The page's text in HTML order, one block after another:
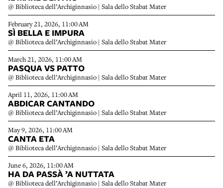
@ Biblioteca dell’Archiginnasio | Sala dello Stabat Mater
February 21, 2026, 11:00 AM
SÌ BELLA E IMPURA
@ Biblioteca dell’Archiginnasio | Sala dello Stabat Mater
March 21, 2026, 11:00 AM
PASQUA VS PATTO
@ Biblioteca dell’Archiginnasio | Sala dello Stabat Mater
April 11, 2026, 11:00 AM
ABDICAR CANTANDO
@ Biblioteca dell’Archiginnasio | Sala dello Stabat Mater
May 9, 2026, 11:00 AM
CANTA ETA
@ Biblioteca dell’Archiginnasio | Sala dello Stabat Mater
June 6, 2026, 11:00 AM
HA DA PASSÀ ’A NUTTATA
@ Biblioteca dell’Archiginnasio | Sala dello Stabat Mater